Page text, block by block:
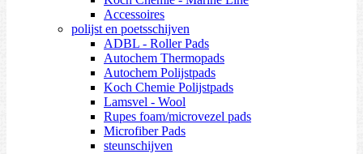
Accessoires
polijst en poetsschijven
ADBL - Roller Pads
Autochem Thermopads
Autochem Polijstpads
Koch Chemie Polijstpads
Lamsvel - Wool
Rupes foam/microvezel pads
Microfiber Pads
steunschijven